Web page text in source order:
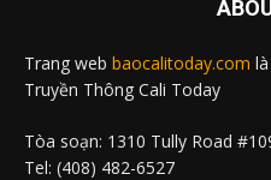
Trang web baocalitoday.com
Truyền Thông Cali Today
Tòa soạn: 1310 Tully Road
Tel: (408) 482-6527